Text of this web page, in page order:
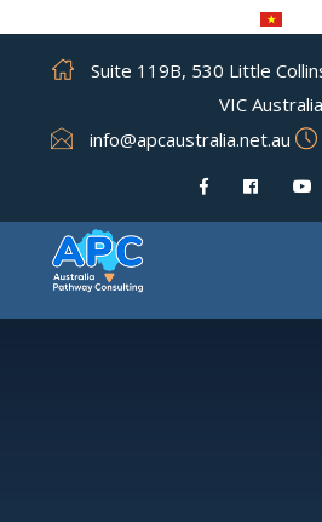
Suite 119B, 530 Little
VIC Australia
info@apcaustralia.net.au